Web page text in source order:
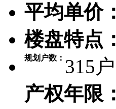
平均单价：
楼盘特点：
规划户数： 315户
产权年限：